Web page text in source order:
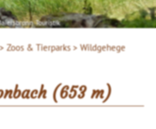
Touristik
Zoos & Tierparks > Wildgehege
(653 m)